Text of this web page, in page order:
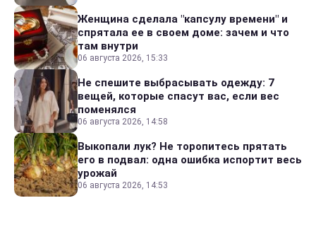
Женщина сделала "капсулу времени" и
спрятала ее в своем доме: зачем и что
там внутри
06 августа 2026, 15:33
Не спешите выбрасывать одежду: 7
вещей, которые спасут вас, если вес
поменялся
06 августа 2026, 14:58
Выкопали лук? Не торопитесь прятать
его в подвал: одна ошибка испортит весь
урожай
06 августа 2026, 14:53